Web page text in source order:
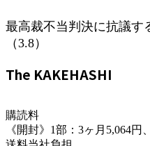
最高裁不当判決に抗議す
（3.8）
The KAKEHASHI
購読料
《開封》1部：3ヶ月5,064